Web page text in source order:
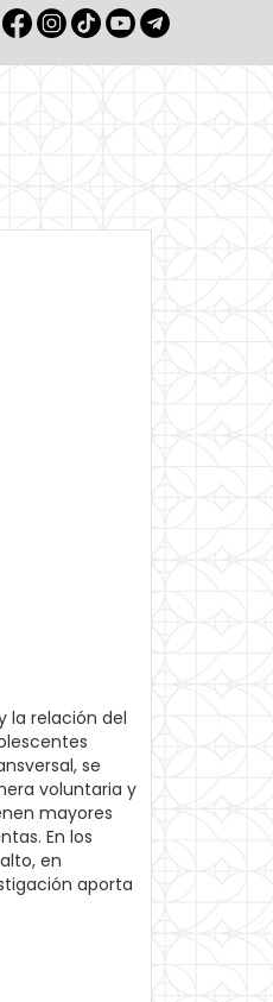
la relación del
se
voluntaria y
mayores
En los
en
aporta